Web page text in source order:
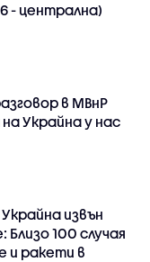
- централна)
в МВнР
Украйна у нас
извън
Близо 100 случая
и ракети в